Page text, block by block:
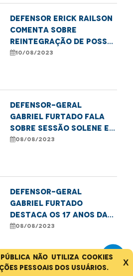
não utiliza cookies
pessoais dos usuários.
X
Defensor Erick Railson
comenta sobre
reintegração de posse
em área ocupada por
10/08/2023
Defensor-Geral
Gabriel Furtado fala
sobre sessão solene em
alusão aos 17 anos da
08/08/2023
Defensor-Geral
Gabriel Furtado
destaca os 17 anos da
Lei Maria da Penha
08/08/2023